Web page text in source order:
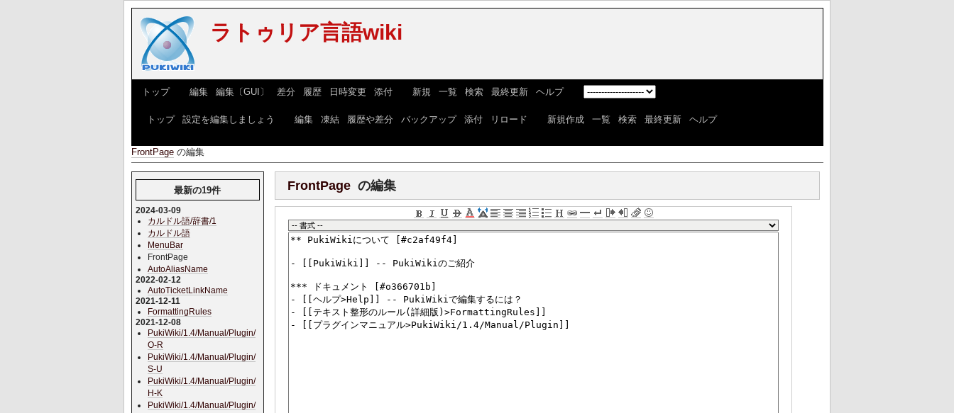
ラトゥリア言語wiki
トップ] [ 編集| 編集〔GUI〕 差分 履歴| 日時変更 添付] [ 新規 一覧 検索| 最終更新| ヘルプ] [
トップ| 設定を編集しましょう 編集| 凍結| 履歴や差分 バックアップ| 添付| リロード 新規作成| 一覧 検索| 最終更新| ヘルプ]
FrontPageの編集
FrontPage の編集
最新の19件
2024-03-09
カルドル語/辞書/1
カルドル語
MenuBar
FrontPage
AutoAliasName
2022-02-12
AutoTicketLinkName
2021-12-11
FormattingRules
2021-12-08
PukiWiki/1.4/Manual/Plugin/
O-R
PukiWiki/1.4/Manual/Plugin/
S-U
PukiWiki/1.4/Manual/Plugin/
H-K
PukiWiki/1.4/Manual/Plugin/